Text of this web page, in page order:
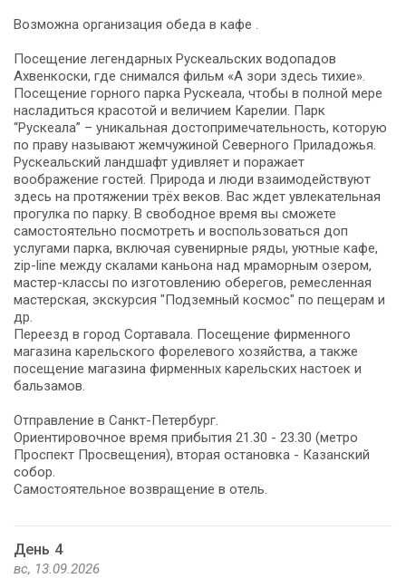
Возможна организация обеда в кафе .
Посещение легендарных Рускеальских водопадов
Ахвенкоски, где снимался фильм «А зори здесь тихие».
Посещение горного парка Рускеала, чтобы в полной мере
насладиться красотой и величием Карелии. Парк
“Рускеала” – уникальная достопримечательность, которую
по праву называют жемчужиной Северного Приладожья.
Рускеальский ландшафт удивляет и поражает
воображение гостей. Природа и люди взаимодействуют
здесь на протяжении трёх веков. Вас ждет увлекательная
прогулка по парку. В свободное время вы сможете
самостоятельно посмотреть и воспользоваться доп
услугами парка, включая сувенирные ряды, уютные кафе,
zip-line между скалами каньона над мраморным озером,
мастер-классы по изготовлению оберегов, ремесленная
мастерская, экскурсия "Подземный космос" по пещерам и
др.
Переезд в город Сортавала. Посещение фирменного
магазина карельского форелевого хозяйства, а также
посещение магазина фирменных карельских настоек и
бальзамов.
Отправление в Санкт-Петербург.
Ориентировочное время прибытия 21.30 - 23.30 (метро
Проспект Просвещения), вторая остановка - Казанский
собор.
Самостоятельное возвращение в отель.
День 4
вс, 13.09.2026